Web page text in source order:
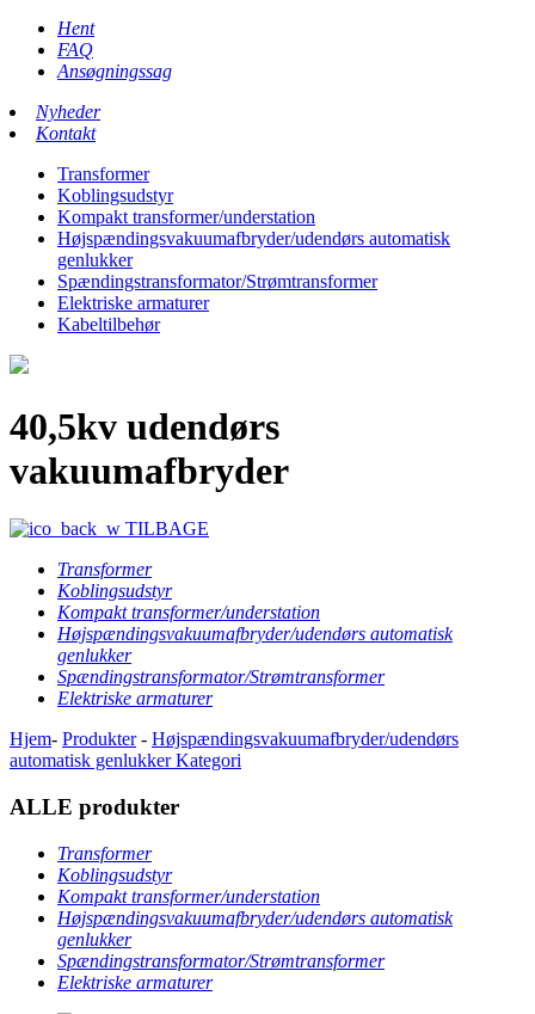
Hent
FAQ
Ansøgningssag
Nyheder
Kontakt
Transformer
Koblingsudstyr
Kompakt transformer/understation
Højspændingsvakuumafbryder/udendørs automatisk
genlukker
Spændingstransformator/Strømtransformer
Elektriske armaturer
Kabeltilbehør
40,5kv udendørs
vakuumafbryder
TILBAGE
Transformer
Koblingsudstyr
Kompakt transformer/understation
Højspændingsvakuumafbryder/udendørs automatisk
genlukker
Spændingstransformator/Strømtransformer
Elektriske armaturer
Hjem- Produkter- Højspændingsvakuumafbryder/udendørs
automatisk genlukker Kategori
ALLE produkter
Transformer
Koblingsudstyr
Kompakt transformer/understation
Højspændingsvakuumafbryder/udendørs automatisk
genlukker
Spændingstransformator/Strømtransformer
Elektriske armaturer